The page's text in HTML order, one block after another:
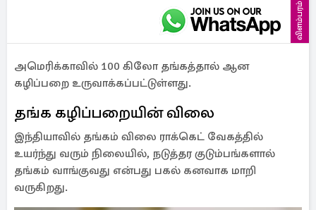
விளம்பரம்
அமெரிக்காவில் 100 கிலோ தங்கத்தால் ஆன
கழிப்பறை உருவாக்கப்பட்டுள்ளது.
தங்க கழிப்பறையின் விலை
இந்தியாவில் தங்கம் விலை ராக்கெட் வேகத்தில்
உயர்ந்து வரும் நிலையில், நடுத்தர குடும்பங்களால்
தங்கம் வாங்குவது என்பது பகல் கனவாக மாறி
வருகிறது.